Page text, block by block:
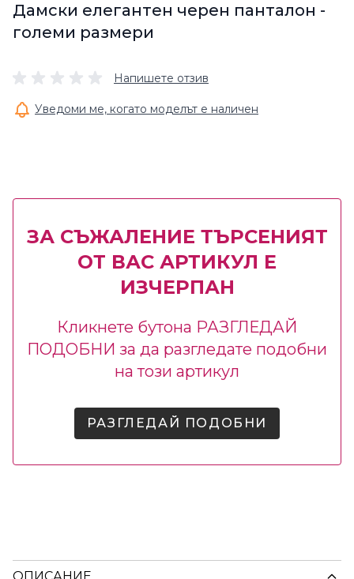
Дамски елегантен черен панталон -
големи размери
Напишете отзив
Уведоми ме, когато моделът е наличен
ЗА СЪЖАЛЕНИЕ ТЪРСЕНИЯТ
ОТ ВАС АРТИКУЛ Е
ИЗЧЕРПАН
Кликнете бутона РАЗГЛЕДАЙ
ПОДОБНИ за да разгледате подобни
на този артикул
РАЗГЛЕДАЙ ПОДОБНИ